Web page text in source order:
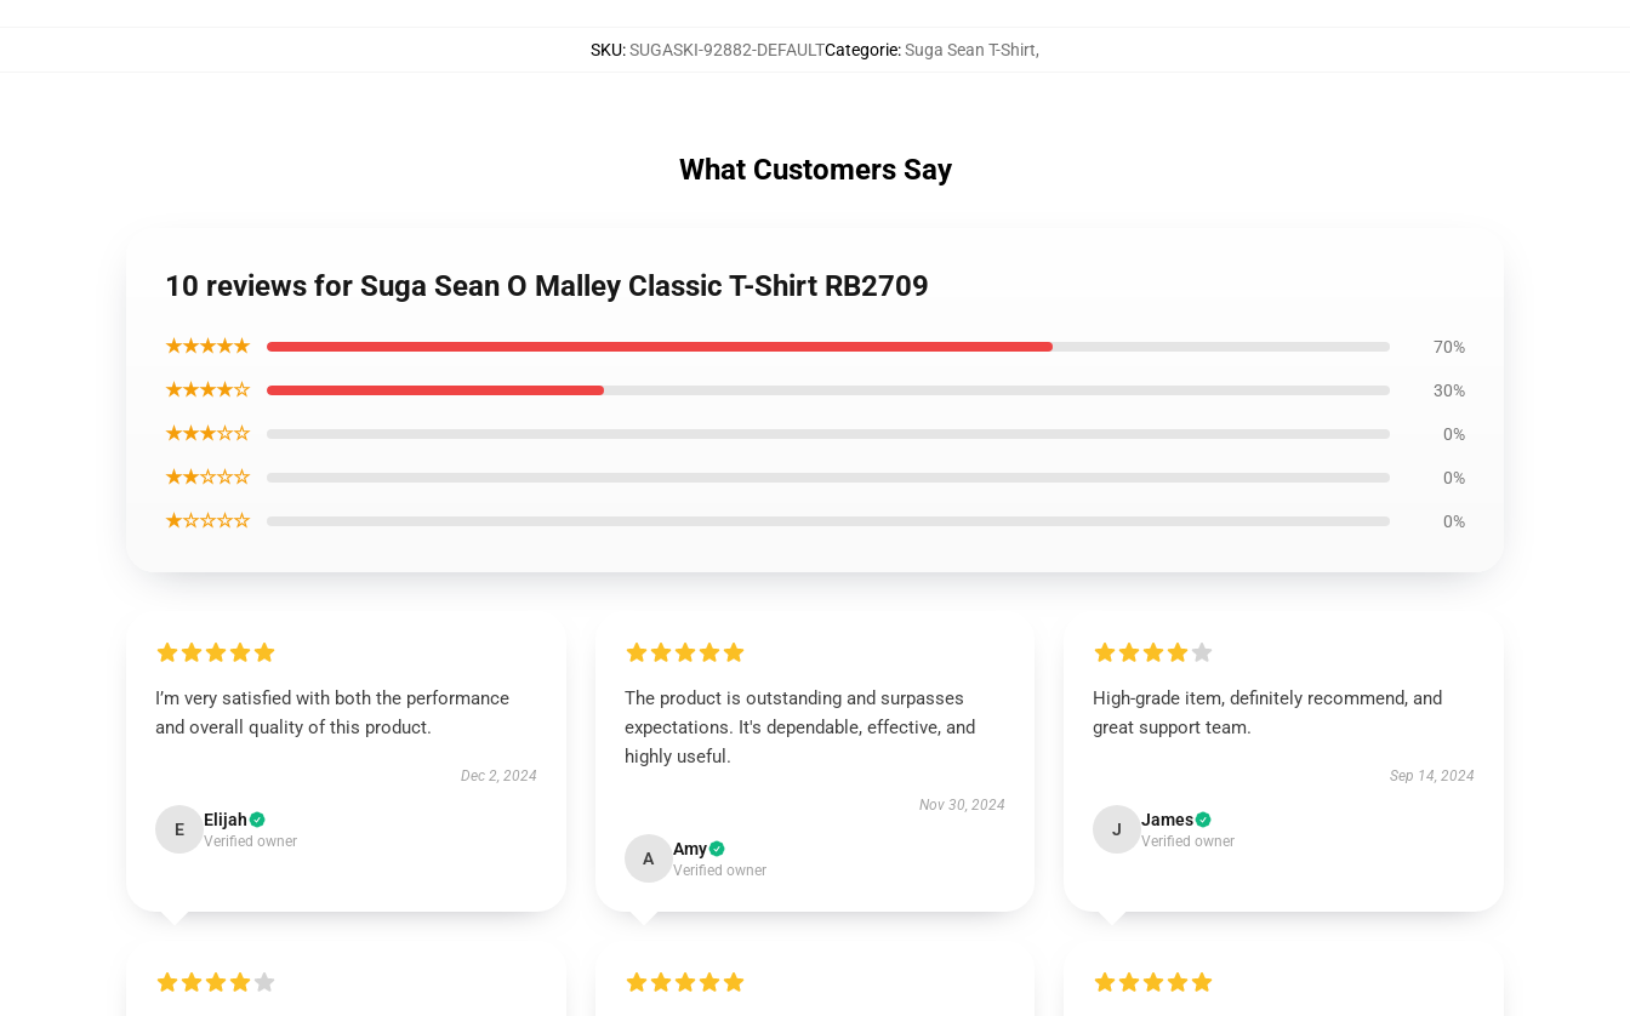
SKU:SUGASKI-92882-DEFAULTCategorie:Suga Sean T-Shirt,
What Customers Say
10 reviews for Suga Sean O Malley Classic T-Shirt RB2709
★★★★★ 70%
★★★★☆ 30%
★★★☆☆ 0%
★★☆☆☆ 0%
★☆☆☆☆ 0%
I’m very satisfied with both the performance
and overall quality of this product.
Dec 2, 2024
E Elijah
Verified owner
The product is outstanding and surpasses
expectations. It's dependable, effective, and
highly useful.
Nov 30, 2024
A Amy
Verified owner
High-grade item, definitely recommend, and
great support team.
Sep 14, 2024
J James
Verified owner